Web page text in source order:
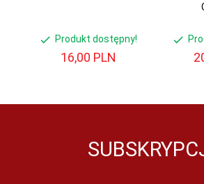
Produkt dostępny!
16,00 PLN